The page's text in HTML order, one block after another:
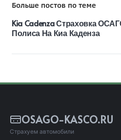
Больше постов по теме
Kia Cadenza Страховка
Полиса На Киа Каденза
OSAGO-KASCO.RU
Страхуем автомобили